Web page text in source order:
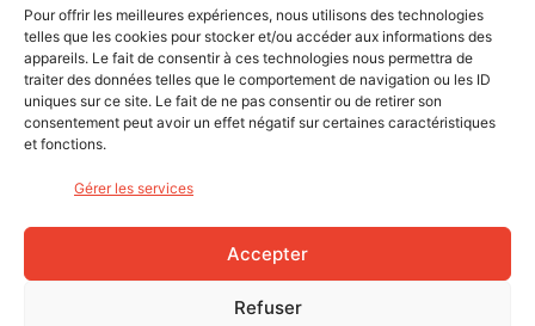
Pour offrir les meilleures expériences, nous utilisons des technologies
telles que les cookies pour stocker et/ou accéder aux informations des
appareils. Le fait de consentir à ces technologies nous permettra de
traiter des données telles que le comportement de navigation ou les ID
uniques sur ce site. Le fait de ne pas consentir ou de retirer son
consentement peut avoir un effet négatif sur certaines caractéristiques
et fonctions.
Gérer les services
Accepter
Refuser
J'accepte que Bike Café mesure l'ouverture des
newsletters afin d'améliorer les contenus proposés.
S'INSCRIRE
NOUS SUIVRE